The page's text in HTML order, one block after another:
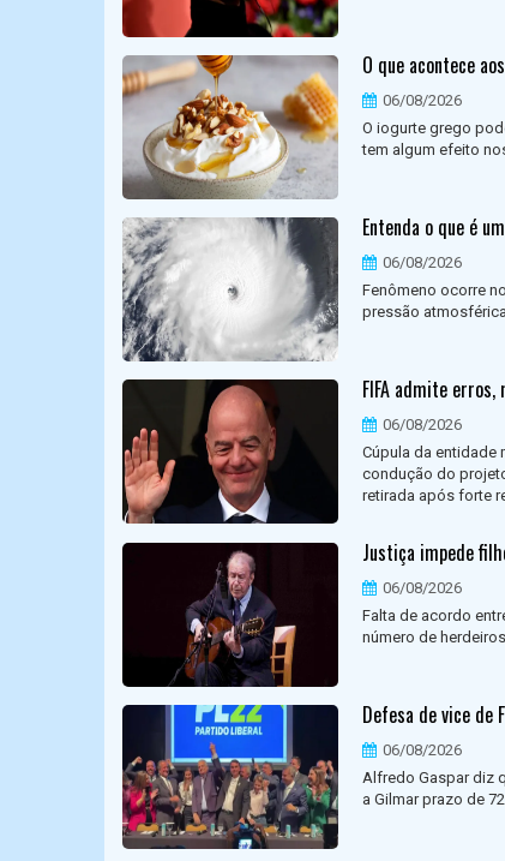
O que acontece
06/08/2026
O iogurte grego
tem algum efeito
Entenda o que é
06/08/2026
Fenômeno ocorre
pressão
FIFA admite
06/08/2026
Cúpula da entidade
condução do
retirada após forte
Justiça impede
06/08/2026
Falta de acordo
número de
Defesa de vice de
06/08/2026
Alfredo Gaspar diz
a Gilmar prazo de